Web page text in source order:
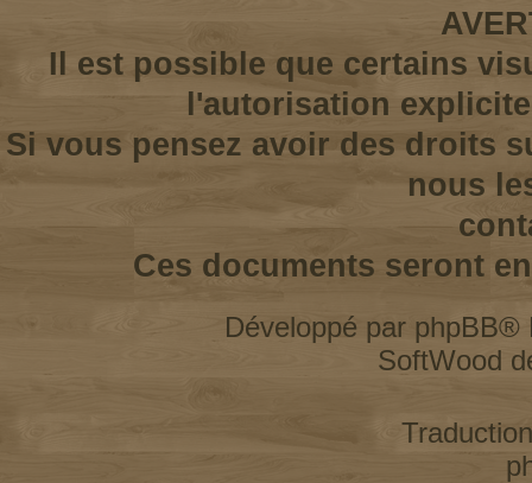
Il est possible que certains
l'autorisation
Si vous pensez avoir des droits
nous
Ces documents seront
Développé par phpBB®
SoftWood